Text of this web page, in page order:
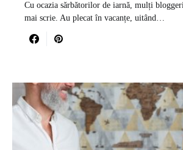
Cu ocazia sărbătorilor de iarnă, mulți
mai scrie. Au plecat în vacanțe, uitând…